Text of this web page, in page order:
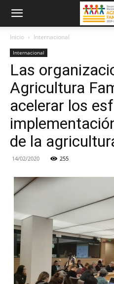
Inicio Internacional
Internacional
Las
Agricultura
acelerar los
de la
14/02/2020 255